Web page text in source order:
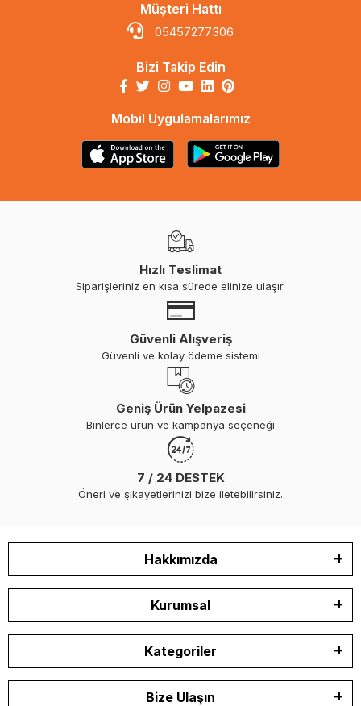
Müşteri Hattı
05457277306
Bizi Takip Edin
Mobil Uygulamalarımız
Hızlı Teslimat
Siparişleriniz en kısa sürede elinize ulaşır.
Güvenli Alışveriş
Güvenli ve kolay ödeme sistemi
Geniş Ürün Yelpazesi
Binlerce ürün ve kampanya seçeneği
7 / 24 DESTEK
Öneri ve şikayetlerinizi bize iletebilirsiniz.
Hakkımızda
Kurumsal
Kategoriler
Bize Ulaşın